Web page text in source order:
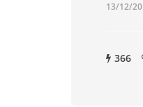
13/12/
366